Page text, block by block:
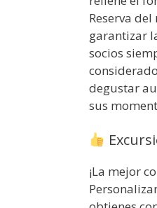
Reserva
garantizar
socios
degustar
sus
¡La mejor